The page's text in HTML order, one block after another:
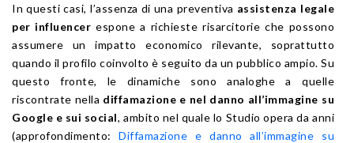
In questi casi, l’assenza di una preventiva assistenza legale
per influencer espone a richieste risarcitorie che possono
assumere un impatto economico rilevante, soprattutto
quando il profilo coinvolto è seguito da un pubblico ampio. Su
questo fronte, le dinamiche sono analoghe a quelle
riscontrate nella diffamazione e nel danno all’immagine su
Google e sui social, ambito nel quale lo Studio opera da anni
(approfondimento:Diffamazione e danno all’immagine su